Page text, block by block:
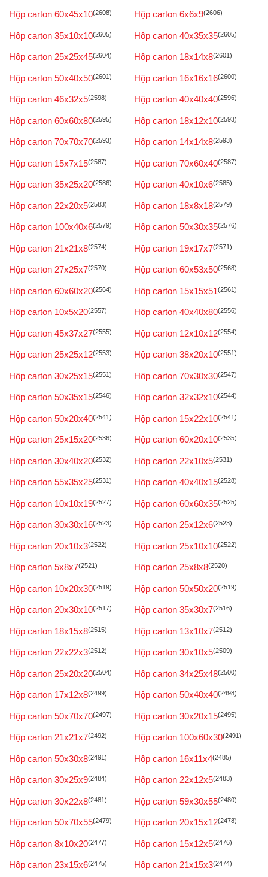
Hộp carton 60x45x10(2608) Hộp carton 6x6x9(2606)
Hộp carton 35x10x10(2605) Hộp carton 40x35x35(2605)
Hộp carton 25x25x45(2604) Hộp carton 18x14x8(2601)
Hộp carton 50x40x50(2601) Hộp carton 16x16x16(2600)
Hộp carton 46x32x5(2598) Hộp carton 40x40x40(2596)
Hộp carton 60x60x80(2595) Hộp carton 18x12x10(2593)
Hộp carton 70x70x70(2593) Hộp carton 14x14x8(2593)
Hộp carton 15x7x15(2587) Hộp carton 70x60x40(2587)
Hộp carton 35x25x20(2586) Hộp carton 40x10x6(2585)
Hộp carton 22x20x5(2583) Hộp carton 18x8x18(2579)
Hộp carton 100x40x6(2579) Hộp carton 50x30x35(2576)
Hộp carton 21x21x8(2574) Hộp carton 19x17x7(2571)
Hộp carton 27x25x7(2570) Hộp carton 60x53x50(2568)
Hộp carton 60x60x20(2564) Hộp carton 15x15x51(2561)
Hộp carton 10x5x20(2557) Hộp carton 40x40x80(2556)
Hộp carton 45x37x27(2555) Hộp carton 12x10x12(2554)
Hộp carton 25x25x12(2553) Hộp carton 38x20x10(2551)
Hộp carton 30x25x15(2551) Hộp carton 70x30x30(2547)
Hộp carton 50x35x15(2546) Hộp carton 32x32x10(2544)
Hộp carton 50x20x40(2541) Hộp carton 15x22x10(2541)
Hộp carton 25x15x20(2536) Hộp carton 60x20x10(2535)
Hộp carton 30x40x20(2532) Hộp carton 22x10x5(2531)
Hộp carton 55x35x25(2531) Hộp carton 40x40x15(2528)
Hộp carton 10x10x19(2527) Hộp carton 60x60x35(2525)
Hộp carton 30x30x16(2523) Hộp carton 25x12x6(2523)
Hộp carton 20x10x3(2522) Hộp carton 25x10x10(2522)
Hộp carton 5x8x7(2521) Hộp carton 25x8x8(2520)
Hộp carton 10x20x30(2519) Hộp carton 50x50x20(2519)
Hộp carton 20x30x10(2517) Hộp carton 35x30x7(2516)
Hộp carton 18x15x8(2515) Hộp carton 13x10x7(2512)
Hộp carton 22x22x3(2512) Hộp carton 30x10x5(2509)
Hộp carton 25x20x20(2504) Hộp carton 34x25x48(2500)
Hộp carton 17x12x8(2499) Hộp carton 50x40x40(2498)
Hộp carton 50x70x70(2497) Hộp carton 30x20x15(2495)
Hộp carton 21x21x7(2492) Hộp carton 100x60x30(2491)
Hộp carton 50x30x8(2491) Hộp carton 16x11x4(2485)
Hộp carton 30x25x9(2484) Hộp carton 22x12x5(2483)
Hộp carton 30x22x8(2481) Hộp carton 59x30x55(2480)
Hộp carton 50x70x55(2479) Hộp carton 20x15x12(2478)
Hộp carton 8x10x20(2477) Hộp carton 15x12x5(2476)
Hộp carton 23x15x6(2475) Hộp carton 21x15x3(2474)